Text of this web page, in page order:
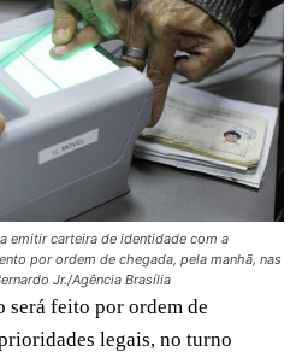
emitir carteira de identidade com a
por ordem de chegada, pela manhã, nas
Jr./Agência Brasília
será feito por ordem de
legais, no turno